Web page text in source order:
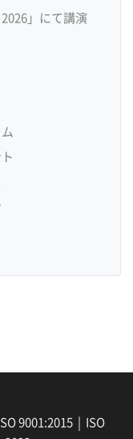
」にて講演
9001:2015 | ISO